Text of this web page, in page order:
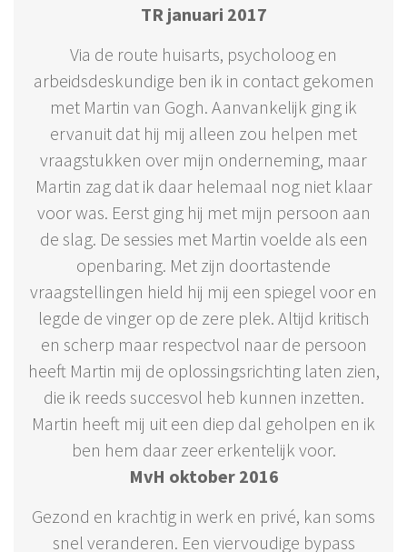
TR januari 2017
Via de route huisarts, psycholoog en
arbeidsdeskundige ben ik in contact gekomen
met Martin van Gogh. Aanvankelijk ging ik
ervanuit dat hij mij alleen zou helpen met
vraagstukken over mijn onderneming, maar
Martin zag dat ik daar helemaal nog niet klaar
voor was. Eerst ging hij met mijn persoon aan
de slag. De sessies met Martin voelde als een
openbaring. Met zijn doortastende
vraagstellingen hield hij mij een spiegel voor en
legde de vinger op de zere plek. Altijd kritisch
en scherp maar respectvol naar de persoon
heeft Martin mij de oplossingsrichting laten zien,
die ik reeds succesvol heb kunnen inzetten.
Martin heeft mij uit een diep dal geholpen en ik
ben hem daar zeer erkentelijk voor.
MvH oktober 2016
Gezond en krachtig in werk en privé, kan soms
snel veranderen. Een viervoudige bypass